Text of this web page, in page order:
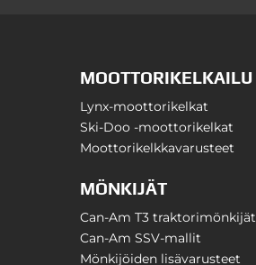
MOOTTORIKELKAILU
Lynx-moottorikelkat
Ski-Doo -moottorikelkat
Moottorikelkkavarusteet
MÖNKIJÄT
Can-Am T3 traktorimönkijät
Can-Am SSV-mallit
Mönkijöiden lisävarusteet